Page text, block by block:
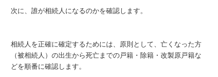
次に、誰が相続人になるのかを確認します。
相続人を正確に確定するためには、原則として、亡くなった方
（被相続人）の出生から死亡までの戸籍・除籍・改製原戸籍な
どを順番に確認します。